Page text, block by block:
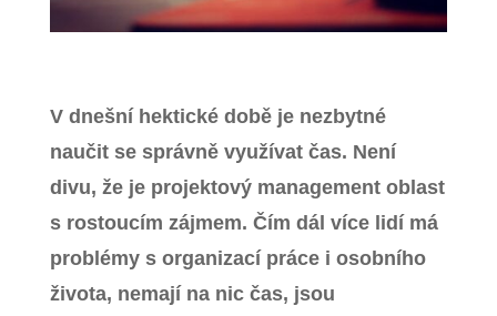
V dnešní hektické době je nezbytné
naučit se správně využívat čas. Není
divu, že je projektový management oblast
s rostoucím zájmem. Čím dál více lidí má
problémy s organizací práce i osobního
života, nemají na nic čas, jsou